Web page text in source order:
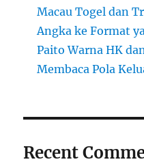
Macau Togel dan
Angka ke Format
Paito Warna HK
Membaca Pola
Recent